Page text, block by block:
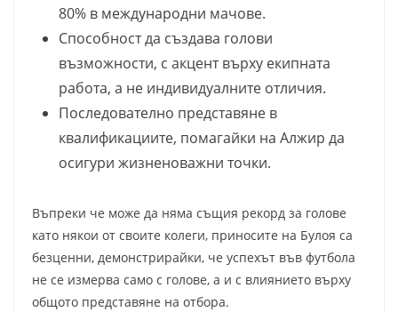
80% в международни мачове.
Способност да създава голови
възможности, с акцент върху екипната
работа, а не индивидуалните отличия.
Последователно представяне в
квалификациите, помагайки на Алжир да
осигури жизненоважни точки.
Въпреки че може да няма същия рекорд за голове
като някои от своите колеги, приносите на Булоя са
безценни, демонстрирайки, че успехът във футбола
не се измерва само с голове, а и с влиянието върху
общото представяне на отбора.